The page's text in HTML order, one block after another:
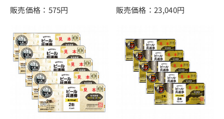
販売価格：575円 販売価格：23,040円